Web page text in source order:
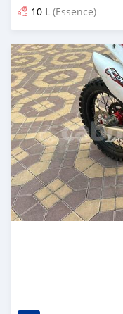
10 L (Essence)
Publié il y a plus d'un an